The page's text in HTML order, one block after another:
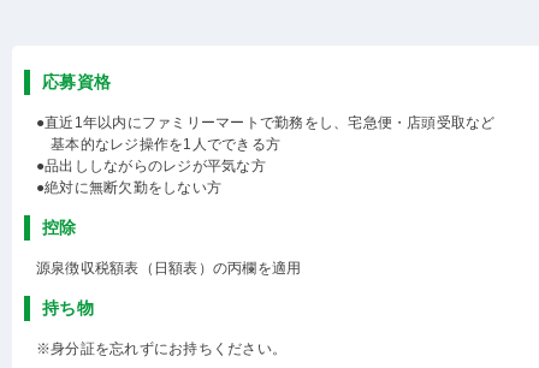
応募資格
●直近1年以内にファミリーマートで勤務をし、宅急便・店頭受取など
基本的なレジ操作を1人でできる方
●品出ししながらのレジが平気な方
●絶対に無断欠勤をしない方
控除
源泉徴収税額表（日額表）の丙欄を適用
持ち物
※身分証を忘れずにお持ちください。